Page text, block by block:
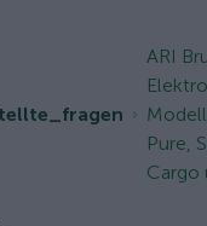
ARI
Pure,
Cargo